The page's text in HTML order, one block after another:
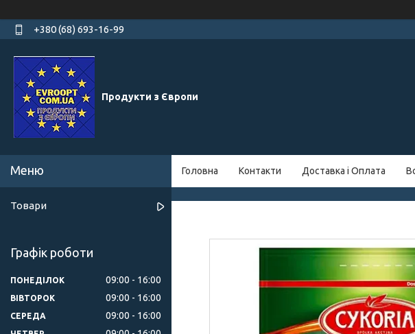
+380 (68) 693-16-99
Продукти з Європи
Головна Контакти Доставка і Оплата
Товари
Графік роботи
ПОНЕДІЛОК 09:00 16:00
ВІВТОРОК 09:00 16:00
СЕРЕДА 09:00 16:00